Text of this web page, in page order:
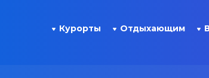
Курорты Отдыхающим